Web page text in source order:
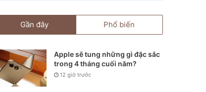
Gần đây Phổ biến
Apple sẽ tung những gì đặc sắc
trong 4 tháng cuối năm?
12 giờ trước